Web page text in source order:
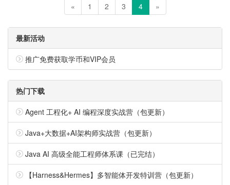
« 1 2 3 4 »
最新活动
推广免费获取学币和VIP会员
热门下载
Agent 工程化+ AI 编程深度实战营（包更新）
Java+大数据+AI架构师实战营（包更新）
Java AI 高级全能工程师体系课（已完结）
【Harness&Hermes】多智能体开发特训营（包更新）